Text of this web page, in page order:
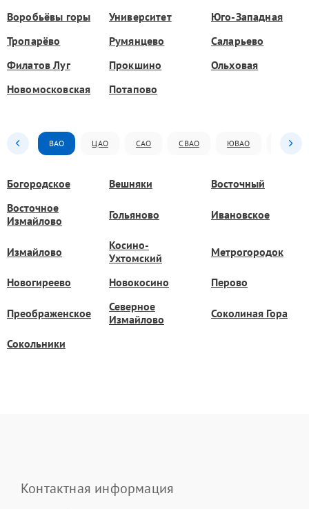
Воробьёвы горы Университет
Юго-Западная
Тропарёво
Румянцево
Саларьево
Филатов Луг
Прокшино
Ольховая
Новомосковская
Потапово
ВАО ЦАО САО СВАО ЮВАО ЮАО
Богородское Вешняки
Восточный
Восточное
Измайлово
Гольяново Ивановское
Измайлово
Косино-
Ухтомский
Метрогородок
Новогиреево Новокосино Перово
Преображенское
Северное
Измайлово
Соколиная Гора
Сокольники
Контактная информация